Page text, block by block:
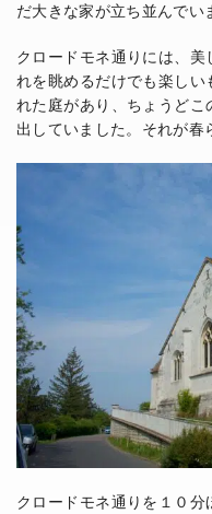
だ大きな家が立ち並んでい
クロードモネ通りには、
れを眺めるだけでも楽しい
れた庭があり、ちょうど
出していました。それが春
クロードモネ通りを１０分